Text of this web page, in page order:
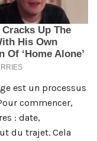
est un processus
commencer,
: date,
du trajet. Cela